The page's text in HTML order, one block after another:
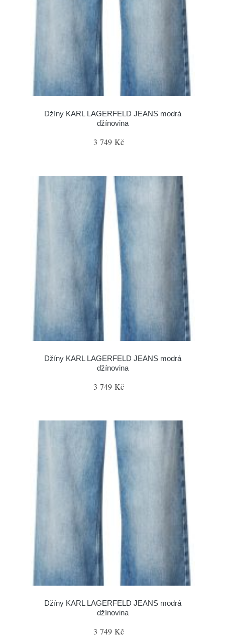
Džíny KARL LAGERFELD JEANS modrá
džínovina
3 749 Kč
Džíny KARL LAGERFELD JEANS modrá
džínovina
3 749 Kč
Džíny KARL LAGERFELD JEANS modrá
džínovina
3 749 Kč